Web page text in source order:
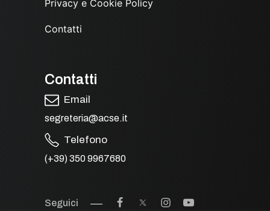
Privacy e Cookie Policy
Contatti
Contatti
Email
segreteria@acse.it
Telefono
(+39) 350 9967680
Seguici